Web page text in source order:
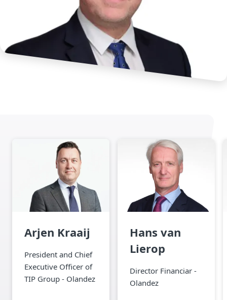
Arjen Kraaij
President and Chief
Executive Officer of
TIP Group - Olandez
Hans van
Lierop
Director Financiar -
Olandez